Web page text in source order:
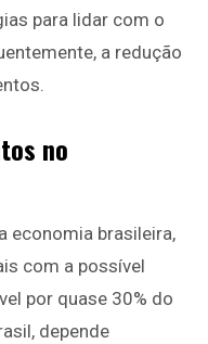
para lidar com o
a redução
no
economia brasileira,
com a possível
por quase 30% do
depende